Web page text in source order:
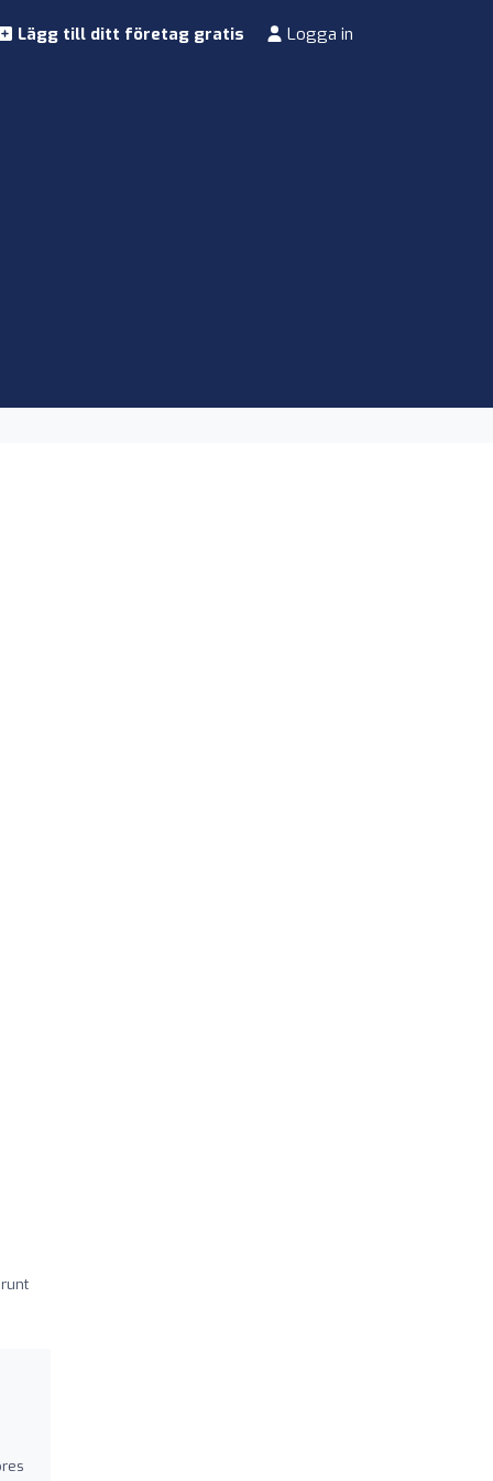
Lägg till ditt företag gratis Logga in